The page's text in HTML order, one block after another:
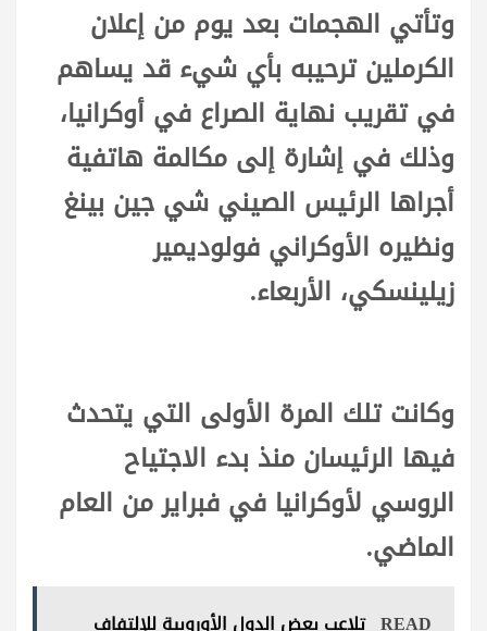
وتأتي الهجمات بعد يوم من إعلان
الكرملين ترحيبه بأي شيء قد يساهم
في تقريب نهاية الصراع في أوكرانيا،
وذلك في إشارة إلى مكالمة هاتفية
أجراها الرئيس الصيني شي جين بينغ
ونظيره الأوكراني فولوديمير
زيلينسكي، الأربعاء.
وكانت تلك المرة الأولى التي يتحدث
فيها الرئيسان منذ بدء الاجتياح
الروسي لأوكرانيا في فبراير من العام
الماضي.
READ تلاعب بعض الدول الأوروبية للإلتفاف